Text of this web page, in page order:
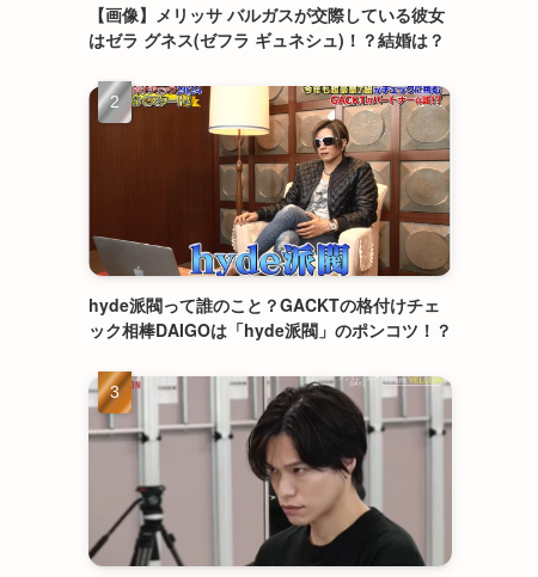
【画像】メリッサ バルガスが交際している彼女
はゼラ グネス(ゼフラ ギュネシュ)！？結婚は？
hyde派閥って誰のこと？GACKTの格付けチェ
ック相棒DAIGOは「hyde派閥」のポンコツ！？